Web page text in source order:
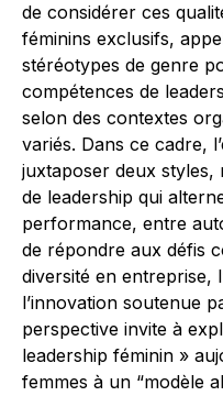
de considérer ces
féminins exclusifs,
stéréotypes de genre
compétences de
selon des contextes
variés. Dans ce cadre,
juxtaposer deux styles,
de leadership qui
performance, entre
de répondre aux défis
diversité en entreprise,
l’innovation soutenue
perspective invite à
leadership féminin »
femmes à un “modèle